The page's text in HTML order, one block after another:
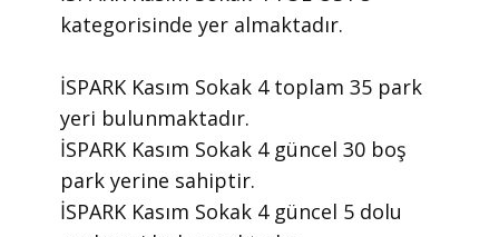
kategorisinde yer almaktadır.
İSPARK Kasım Sokak 4 toplam 35 park
yeri bulunmaktadır.
İSPARK Kasım Sokak 4 güncel 30 boş
park yerine sahiptir.
İSPARK Kasım Sokak 4 güncel 5 dolu